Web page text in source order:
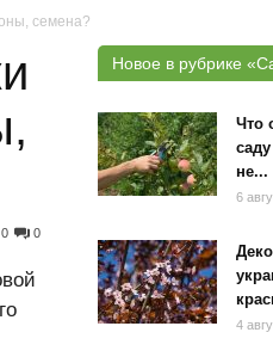
семена?
0
0
Новое в рубрике
Что
не...
6
4